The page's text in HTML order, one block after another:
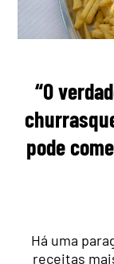
“O
pode
Há uma
receitas